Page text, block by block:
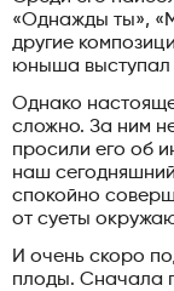
«Однажды ты»,
другие
юныша выступал
Однако
сложно. За ним
просили его об
наш
спокойно
от суеты
И очень скоро
плоды. Сначала